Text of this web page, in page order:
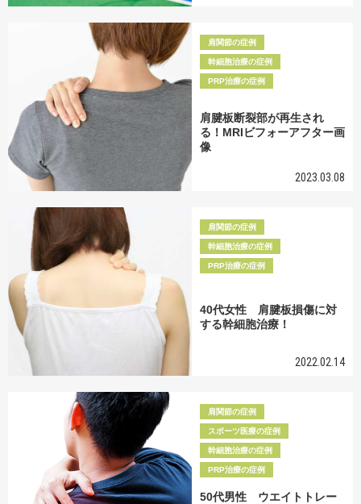
肩関節の症例
幹細胞治療の症例
PRP治療の症例
肩腱板断裂部が再生され
る！MRIビフォーアフター画
像
2023.03.08
肩関節の症例
幹細胞治療の症例
PRP治療の症例
40代女性 肩腱板損傷に対
する幹細胞治療！
2022.02.14
肩関節の症例
スポーツ医療の症例
幹細胞治療の症例
PRP治療の症例
50代男性 ウエイトトレー